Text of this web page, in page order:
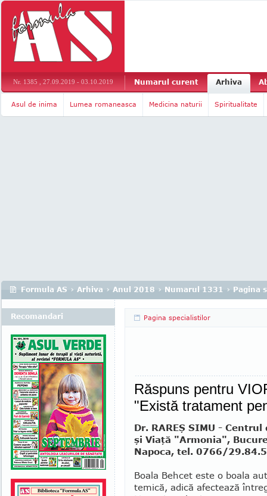
Nr. 1385 , 27.09.2019 - 03.10.2019 Numarul curent Arhiva
Asul de inima Lumea romaneasca Medicina naturii Spiritualitate
Formula AS › Arhiva › Anul 2018 › Numarul 1331 › Pagina
Pagina specialistilor
Răspuns pentru
"Există tratament
Dr. RAREŞ SIMU -
şi Viaţă "Armonia",
Napoca, tel. 0766/
Boala Behcet este o boala
temică, adică afectează
Recomandari